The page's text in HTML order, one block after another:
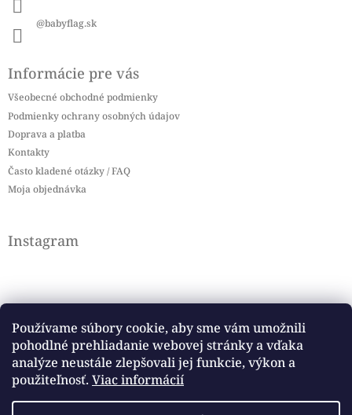
Používame súbory cookie, aby sme vám umožnili
pohodlné prehliadanie webovej stránky a vďaka
analýze neustále zlepšovali jej funkcie, výkon a
použiteľnosť. Viac informácií
@babyflag.sk
Informácie pre vás
Všeobecné obchodné podmienky
Podmienky ochrany osobných údajov
Doprava a platba
Kontakty
Často kladené otázky / FAQ
Moja objednávka
Instagram
Sledovať na Instagrame
Facebook